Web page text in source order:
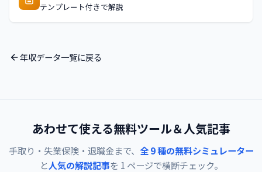
テンプレート付きで解説
年収データ一覧に戻る
あわせて使える無料ツール＆人気記事
手取り・失業保険・退職金まで、 全 9 種の無料シミュレーター
と人気の解説記事を 1 ページで横断チェック。